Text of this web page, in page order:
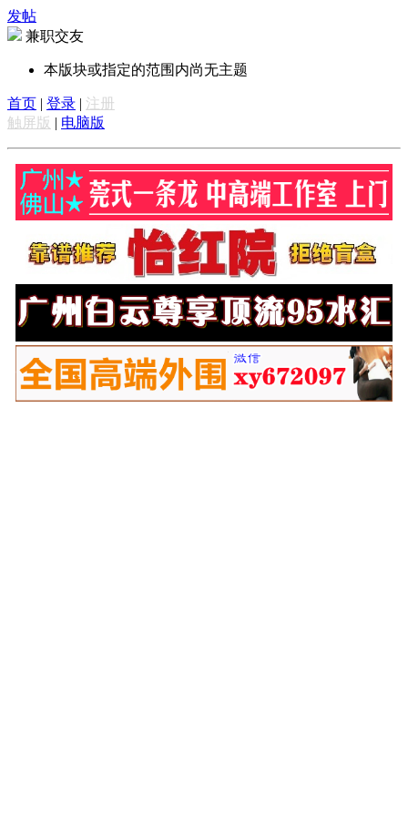
发帖
兼职交友
本版块或指定的范围内尚无主题
首页 | 登录 | 注册
触屏版 | 电脑版